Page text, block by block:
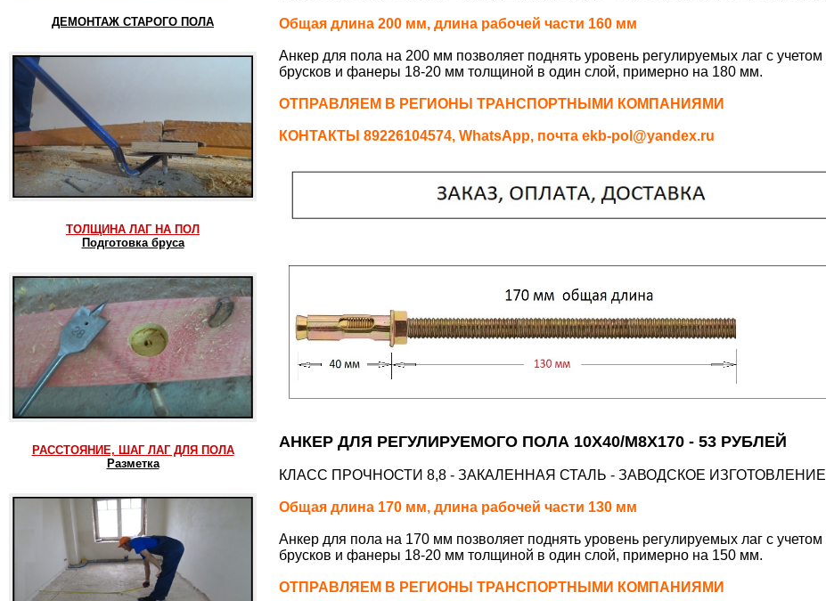
ДЕМОНТАЖ СТАРОГО ПОЛА
ТОЛЩИНА ЛАГ НА ПОЛ
Подготовка бруса
РАССТОЯНИЕ, ШАГ ЛАГ ДЛЯ ПОЛА
Разметка
Общая длина 200 мм, длина рабочей части 160 мм
Анкер для пола на 200 мм позволяет поднять уровень регулируемых лаг с учетом
брусков и фанеры 18-20 мм толщиной в один слой, примерно на 180 мм.
ОТПРАВЛЯЕМ В РЕГИОНЫ ТРАНСПОРТНЫМИ КОМПАНИЯМИ
КОНТАКТЫ 89226104574, WhatsApp, почта ekb-pol@yandex.ru
АНКЕР ДЛЯ РЕГУЛИРУЕМОГО ПОЛА 10Х40/М8Х170 - 53 РУБЛЕЙ
КЛАСС ПРОЧНОСТИ 8,8 - ЗАКАЛЕННАЯ СТАЛЬ - ЗАВОДСКОЕ ИЗГОТОВЛЕНИЕ
Общая длина 170 мм, длина рабочей части 130 мм
Анкер для пола на 170 мм позволяет поднять уровень регулируемых лаг с учетом
брусков и фанеры 18-20 мм толщиной в один слой, примерно на 150 мм.
ОТПРАВЛЯЕМ В РЕГИОНЫ ТРАНСПОРТНЫМИ КОМПАНИЯМИ